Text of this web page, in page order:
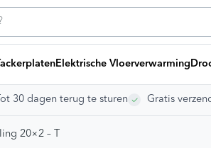
Elektrische Vloerverwarming
30 dagen terug te sturen Gratis
20×2 – T